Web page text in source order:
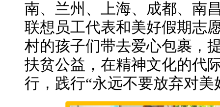
南、兰州、上海、成都、南
联想员工代表和美好假期志
村的孩子们带去爱心包裹，
扶贫公益，在精神文化的代
行，践行“永远不要放弃对美